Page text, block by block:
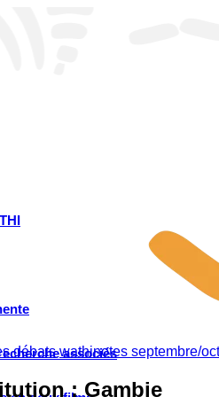
associés
débats wathinotes septembre/
: Gambie